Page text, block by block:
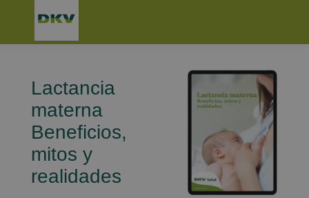
Lactancia
materna
Beneficios,
mitos y
realidades